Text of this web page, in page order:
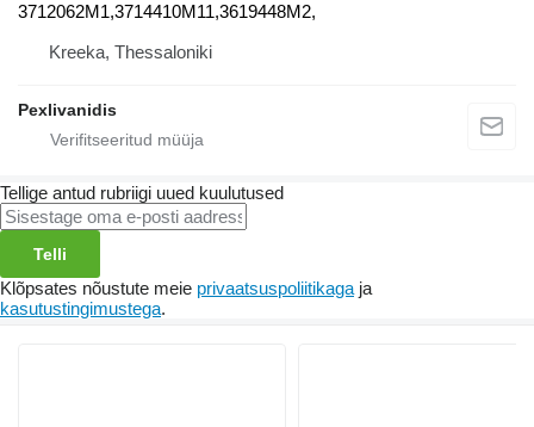
3712062M1,3714410M11,3619448M2,
Kreeka, Thessaloniki
Pexlivanidis
Tellige antud rubriigi uued kuulutused
Telli
Klõpsates nõustute meie privaatsuspoliitikaga ja
kasutustingimustega.